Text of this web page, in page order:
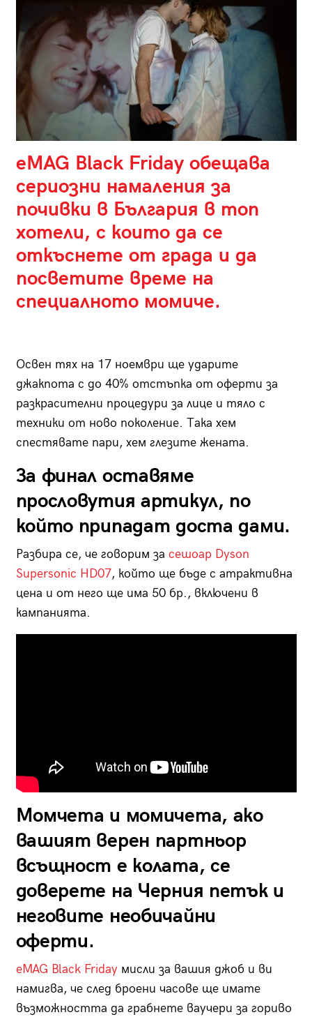
eMAG Black Friday обещава
сериозни намаления за
почивки в България в топ
хотели, с които да се
откъснете от града и да
посветите време на
специалното момиче.
Освен тях на 17 ноември ще ударите
джакпота с до 40% отстъпка от оферти за
разкрасителни процедури за лице и тяло с
техники от ново поколение. Така хем
спестявате пари, хем глезите жената.
За финал оставяме
прословутия артикул, по
който припадат доста дами.
Разбира се, че говорим за сешоар Dyson
Supersonic HD07, който ще бъде с атрактивна
цена и от него ще има 50 бр., включени в
кампанията.
Момчета и момичета, ако
вашият верен партньор
всъщност е колата, се
доверете на Черния петък и
неговите необичайни
оферти.
eMAG Black Friday мисли за вашия джоб и ви
намигва, че след броени часове ще имате
възможността да грабнете ваучери за гориво